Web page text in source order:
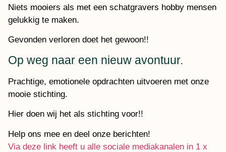
Niets mooiers als met een schatgravers hobby mensen
gelukkig te maken.
Gevonden verloren doet het gewoon!!
Op weg naar een nieuw avontuur.
Prachtige, emotionele opdrachten uitvoeren met onze
mooie stichting.
Hier doen wij het als stichting voor!!
Help ons mee en deel onze berichten!
Via deze link heeft u alle sociale mediakanalen in 1 x